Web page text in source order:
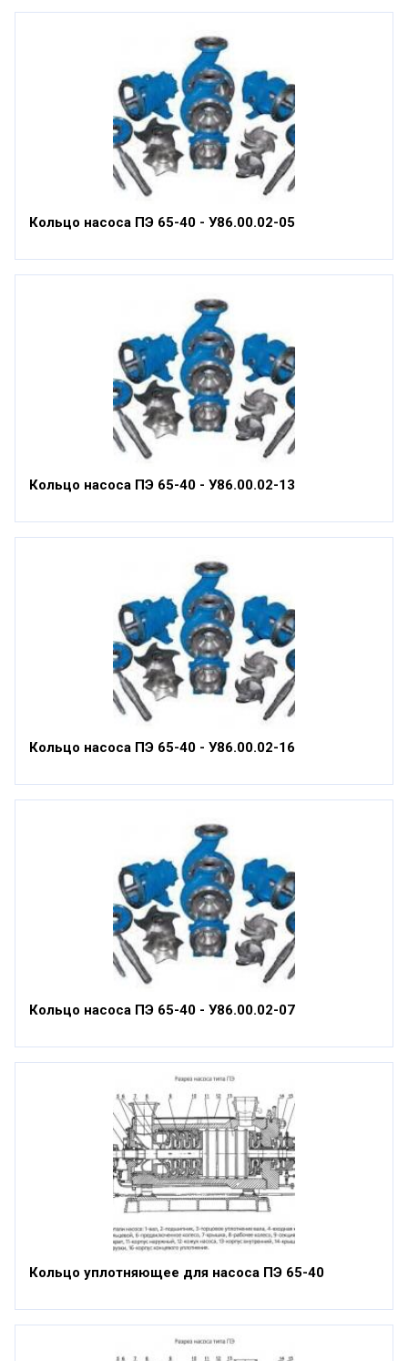
Кольцо насоса ПЭ 65-40 - У86.00.02-05
Кольцо насоса ПЭ 65-40 - У86.00.02-13
Кольцо насоса ПЭ 65-40 - У86.00.02-16
Кольцо насоса ПЭ 65-40 - У86.00.02-07
Кольцо уплотняющее для насоса ПЭ 65-40